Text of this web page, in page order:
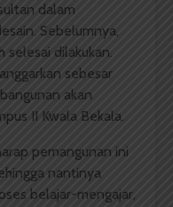
dalam
Sebelumnya,
selesai dilakukan.
sebesar
akan
II Kwala Bekala.
pemangunan ini
nantinya
belajar-mengajar,